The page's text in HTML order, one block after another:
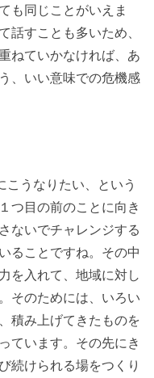
も同じことがいえま
すことも多いため、
ねていかなければ、あ
、いい意味での危機感
うなりたい、という
つ目の前のことに向き
ないでチャレンジする
ることですね。その中
を入れて、地域に対し
そのためには、いろい
積み上げてきたものを
ています。その先にき
続けられる場をつくり